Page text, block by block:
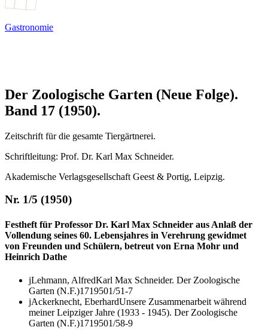
Gastronomie
Der Zoologische Garten (Neue Folge).
Band 17 (1950).
Zeitschrift für die gesamte Tiergärtnerei.
Schriftleitung: Prof. Dr. Karl Max Schneider.
Akademische Verlagsgesellschaft Geest & Portig, Leipzig.
Nr. 1/5 (1950)
Festheft für Professor Dr. Karl Max Schneider aus Anlaß der
Vollendung seines 60. Lebens­jahres in Verehrung gewidmet
von Freunden und Schülern, betreut von Erna Mohr und
Heinrich Dathe
jLehmann, AlfredKarl Max Schneider. Der Zoologische
Garten (N.F.)1719501/51-7
jAckerknecht, EberhardUnsere Zusammenarbeit während
meiner Leipziger Jahre (1933 - 1945). Der Zoologische
Garten (N.F.)1719501/58-9